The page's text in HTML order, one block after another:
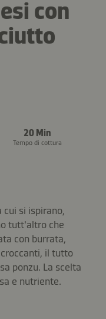
con
20 Min
Tempo di cottura
cui si ispirano,
tutt'altro che
con burrata,
il tutto
ponzu. La scelta
e nutriente.